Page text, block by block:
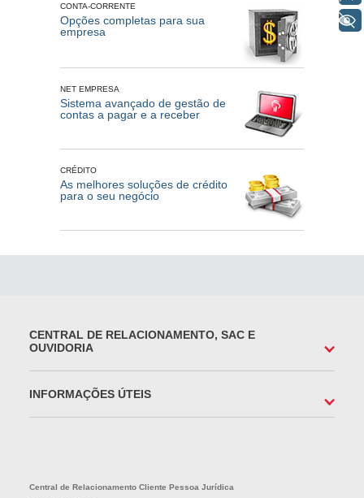
CONTA-CORRENTE
Opções completas para sua
empresa
NET EMPRESA
Sistema avançado de gestão de
contas a pagar e a receber
CRÉDITO
As melhores soluções de crédito
para o seu negócio
+ Acessibilidade
CENTRAL DE RELACIONAMENTO, SAC E
OUVIDORIA
INFORMAÇÕES ÚTEIS
Central de Relacionamento Cliente Pessoa Jurídica